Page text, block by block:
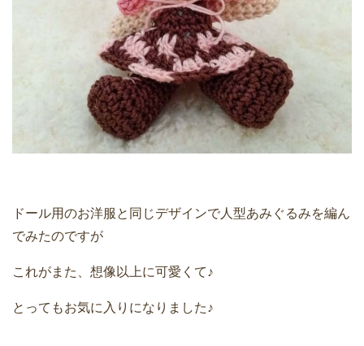
ドール用のお洋服と同じデザインで人型あみぐるみを編ん
でみたのですが
これがまた、想像以上に可愛くて♪
とってもお気に入りになりました♪